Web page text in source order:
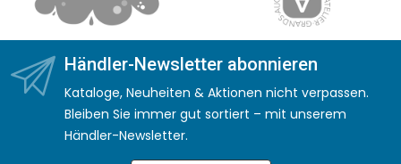
Händler-Newsletter abonnieren
Kataloge, Neuheiten & Aktionen nicht verpassen.
Bleiben Sie immer gut sortiert – mit unserem
Händler-Newsletter.